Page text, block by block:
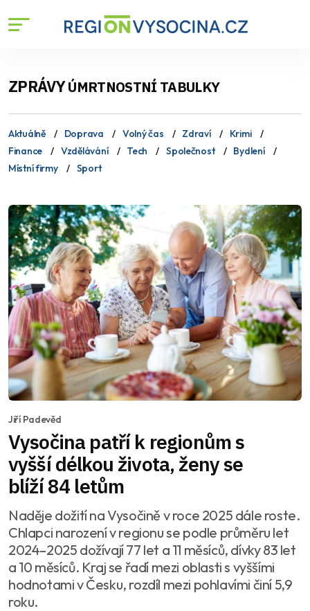
ZPRÁVYÚMRTNOSTNÍ TABULKY
Aktuálně Doprava Volný čas Zdraví
Krimi
Finance
Vzdělávání Tech Společnost
Bydlení
Místní firmy
Sport
Jiří Padevěd
Vysočina patří k regionům s
vyšší délkou života, ženy se
blíží 84 letům
Naděje dožití na Vysočině v roce 2025 dále roste.
Chlapci narození v regionu se podle průměru let
2024–2025 dožívají 77 let a 11 měsíců, dívky 83 let
a 10 měsíců. Kraj se řadí mezi oblasti s vyššími
hodnotami v Česku, rozdíl mezi pohlavími činí 5,9
roku.